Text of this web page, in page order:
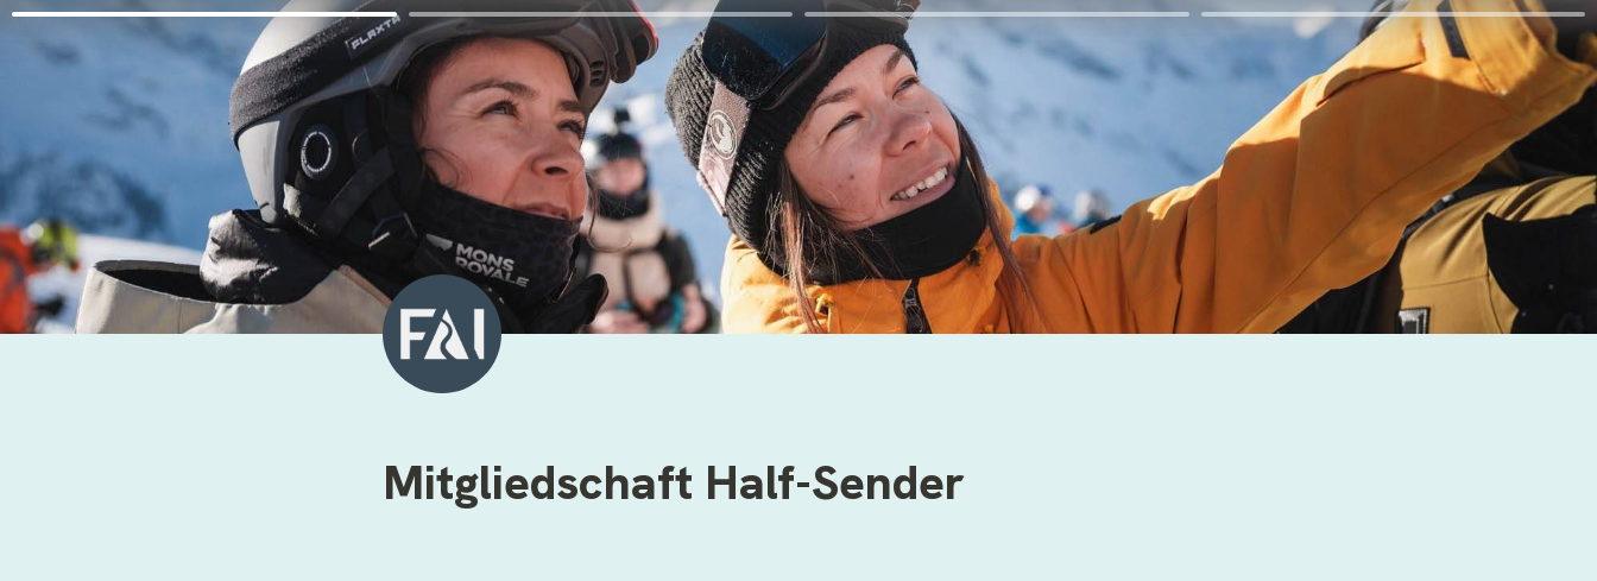
Mitgliedschaft Half-Sender